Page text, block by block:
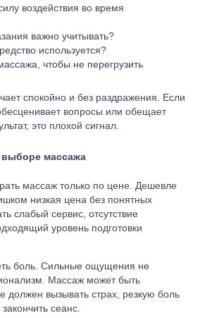
воздействия во время
важно учитывать?
используется?
чтобы не перегрузить
спокойно и без раздражения. Если
вопросы или обещает
это плохой сигнал.
массажа
массаж только по цене. Дешевле
низкая цена без понятных
слабый сервис, отсутствие
уровень подготовки
боль. Сильные ощущения не
Массаж может быть
должен вызывать страх, резкую боль
сеанс.